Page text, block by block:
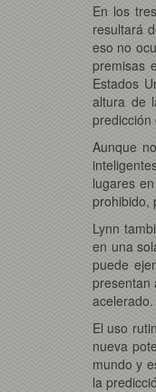
En los
resultará
eso no
premisas
Estados
altura de
predicción
Aunque
lugares
prohibido,
Lynn
en una
puede
presentan
El uso
nueva
mundo y
la